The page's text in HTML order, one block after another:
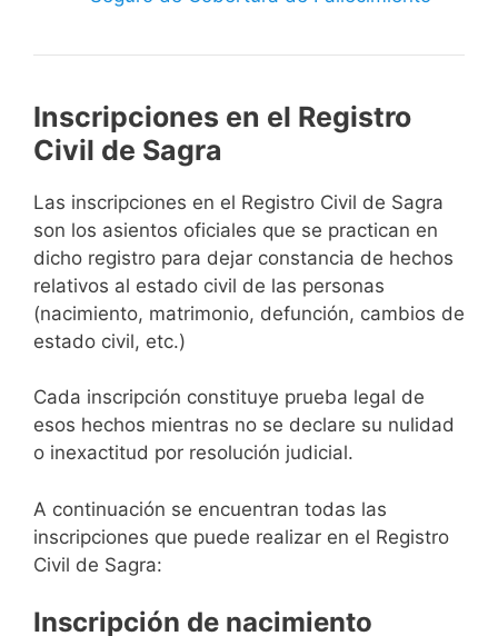
Inscripciones en el Registro
Civil de Sagra
Las inscripciones en el Registro Civil de Sagra
son los asientos oficiales que se practican en
dicho registro para dejar constancia de hechos
relativos al estado civil de las personas
(nacimiento, matrimonio, defunción, cambios de
estado civil, etc.)
Cada inscripción constituye prueba legal de
esos hechos mientras no se declare su nulidad
o inexactitud por resolución judicial.
A continuación se encuentran todas las
inscripciones que puede realizar en el Registro
Civil de Sagra:
Inscripción de nacimiento